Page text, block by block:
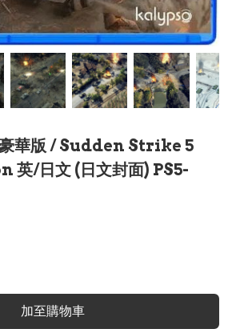
豪華版 / Sudden Strike 5
/日文 (日文封面) PS5-
加至購物車